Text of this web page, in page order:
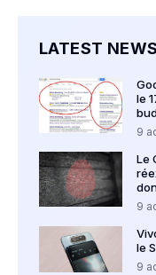
LATEST NEWS
le
9
Le
9
le
9